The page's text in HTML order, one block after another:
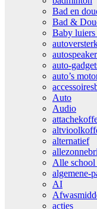
Bad en
Bad &
Baby
auto-
auto’s
Auto
Audio
alternatief
Alle school
algemene-
AI
acties